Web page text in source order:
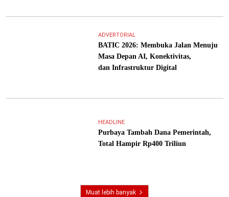
ADVERTORIAL
BATIC 2026: Membuka Jalan Menuju
Masa Depan AI, Konektivitas,
dan Infrastruktur Digital
HEADLINE
Purbaya Tambah Dana Pemerintah,
Total Hampir Rp400 Triliun
Muat lebih banyak